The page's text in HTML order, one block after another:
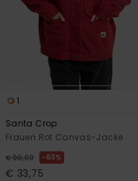
1
Santa Crop
Frauen Rot Canvas-Jacke
€ 90,00 63%
€ 33,75